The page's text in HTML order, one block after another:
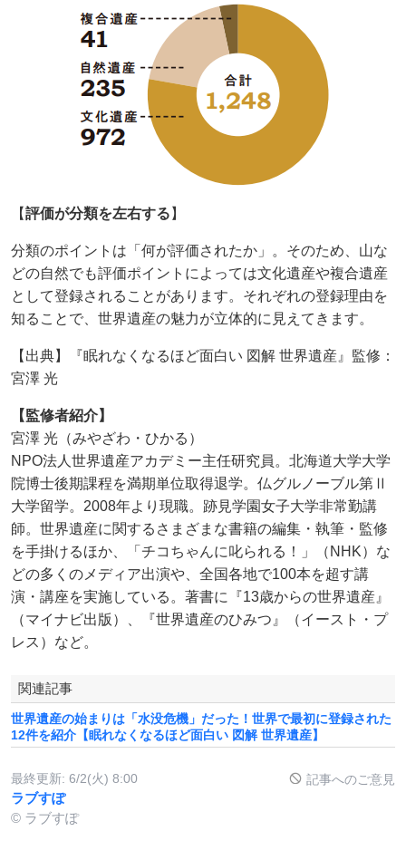
【評価が分類を左右する 】
分類のポイントは「何が評価されたか」。そのため、山な
どの自然でも評価ポイントによっては文化遺産や複合遺産
として登録されることがあります。それぞれの登録理由を
知ることで、世界遺産の魅力が立体的に見えてきます。
【出典】『眠れなくなるほど面白い 図解 世界遺産』監修：
宮澤 光
【監修者紹介】
宮澤 光（みやざわ・ひかる）
NPO法人世界遺産アカデミー主任研究員。北海道大学大学
院博士後期課程を満期単位取得退学。仏グルノーブル第Ⅱ
大学留学。2008年より現職。跡見学園女子大学非常勤講
師。世界遺産に関するさまざまな書籍の編集・執筆・監修
を手掛けるほか、「チコちゃんに叱られる！」（NHK）な
どの多くのメディア出演や、全国各地で100本を超す講
演・講座を実施している。著書に『13歳からの世界遺産』
（マイナビ出版）、『世界遺産のひみつ』（イースト・プ
レス）など。
関連記事
世界遺産の始まりは「水没危機」だった！世界で最初に登録された
12件を紹介【眠れなくなるほど面白い 図解 世界遺産】
最終更新: 6/2(火) 8:00 記事へのご意見
ラブすぽ
© ラブすぽ